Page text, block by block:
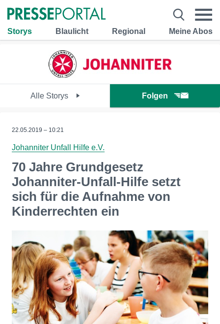
Storys Blaulicht Regional Meine Abos
Alle Storys Folgen
22.05.2019 – 10:21
Johanniter Unfall Hilfe e.V.
70 Jahre Grundgesetz
Johanniter-Unfall-Hilfe setzt
sich für die Aufnahme von
Kinderrechten ein